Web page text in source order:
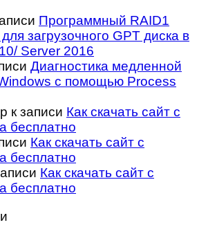
Программный RAID1
загрузочного GPT диска в
Server 2016
Диагностика медленной
с помощью Process
к записи Как скачать сайт с
бесплатно
Как скачать сайт с
бесплатно
Как скачать сайт с
бесплатно